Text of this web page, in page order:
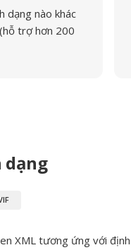
dạng nào khác
trợ hơn 200
dạng
XML tương ứng với